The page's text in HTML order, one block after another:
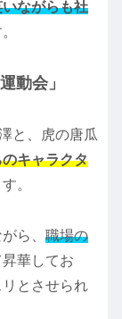
いながらも社
動会」
と、虎の唐瓜
キャラクタ
。
ら、 職場の
華してお
とさせられ